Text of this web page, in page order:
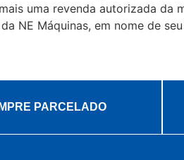
uma revenda autorizada da
NE Máquinas, em nome de
PARCELADO